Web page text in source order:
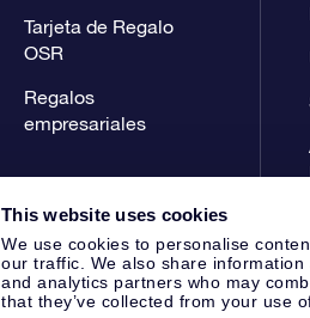
This website uses cookies
We use cookies to personalise
our traffic. We also share
and analytics partners who may
that they’ve collected from your use
Tarjeta de Regalo
OSR
Regalos
empresariales